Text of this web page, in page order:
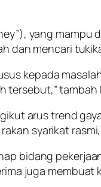
yang
mencari
kepada
tersebut,” tambah
arus trend
syarikat
bidang
juga